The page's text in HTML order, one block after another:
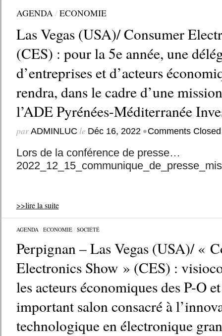
AGENDA/ECONOMIE
Las Vegas (USA)/ Consumer
(CES) : pour la 5e année, une
d’entreprises et d’acteurs
rendra, dans le cadre d’une
l’ADE Pyrénées-Méditerranée
par ADMINLUC le Déc 16, 2022 •Comments Closed
Lors de la conférence de presse…
>>lire la suite
AGENDA/ ECONOMIE/ SOCIÉTÉ
Perpignan – Las Vegas (USA)/ «
Electronics Show » (CES) :
les acteurs économiques des P-O
important salon consacré à
technologique en électronique